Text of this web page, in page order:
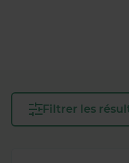
Filtrer les